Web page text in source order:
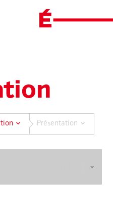
Présentation